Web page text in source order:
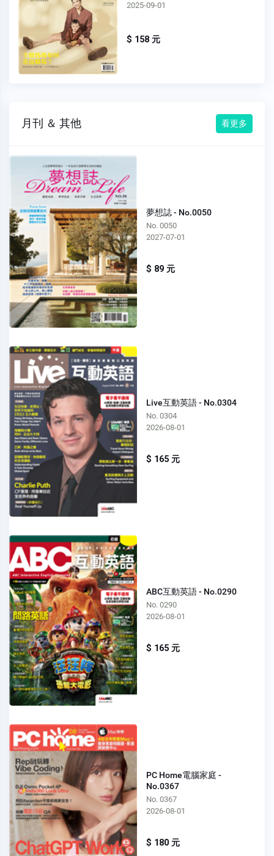
2025-09-01
$ 158 元
月刊 ＆ 其他 看更多
夢想誌 - No.0050
No. 0050
2027-07-01
$ 89 元
Live互動英語 - No.0304
No. 0304
2026-08-01
$ 165 元
ABC互動英語 - No.0290
No. 0290
2026-08-01
$ 165 元
PC Home電腦家庭 -
No.0367
No. 0367
2026-08-01
$ 180 元